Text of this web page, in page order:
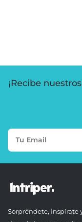
¡Recibe
Sorpréndete, Inspírate